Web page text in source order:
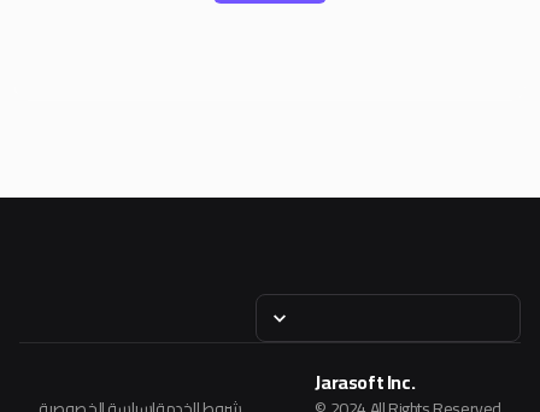
Jarasoft Inc.